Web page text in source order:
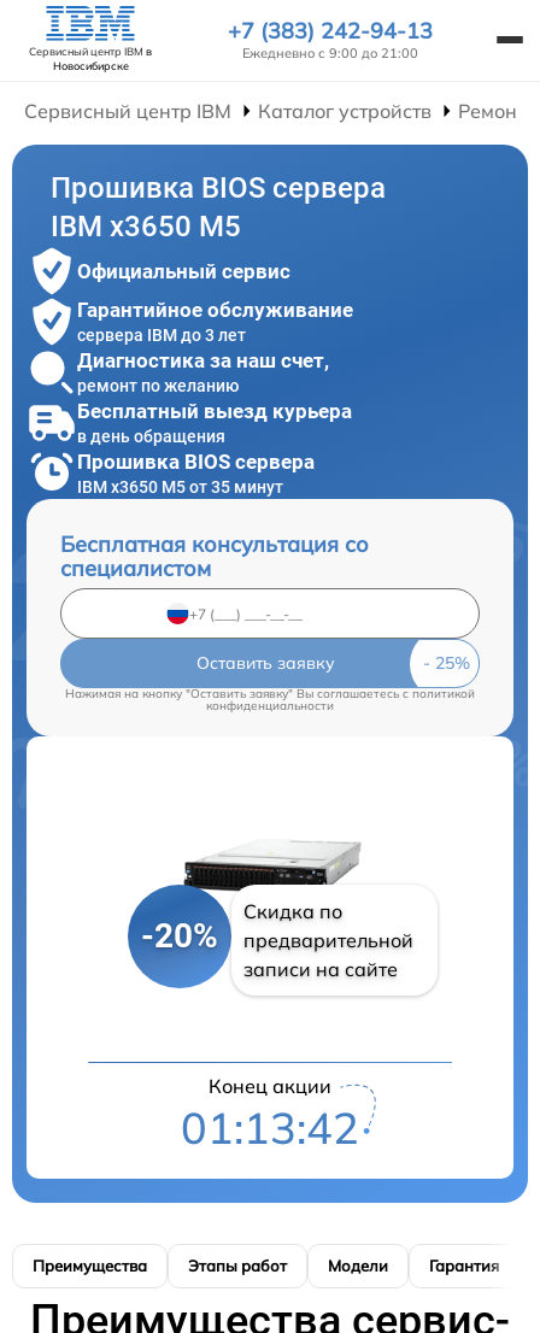
Сервисный центр IBM в
Новосибирске
+7 (383) 242-94-13
Ежедневно с 9:00 до 21:00
Сервисный центр IBM Каталог устройств Ремонт
Прошивка BIOS сервера
IBM x3650 M5
Официальный сервис
Гарантийное обслуживание
сервера IBM до 3 лет
Диагностика за наш счет,
ремонт по желанию
Бесплатный выезд курьера
в день обращения
Прошивка BIOS сервера
IBM x3650 M5 от 35 минут
Бесплатная консультация со
специалистом
Оставить заявку
Нажимая на кнопку "Оставить заявку" Вы соглашаетесь c политикой
конфиденциальности
-20%
Скидка по
предварительной
записи на сайте
Конец акции
01:13:41
Преимущества Этапы работ Модели Гарантия
Преимущества сервис-